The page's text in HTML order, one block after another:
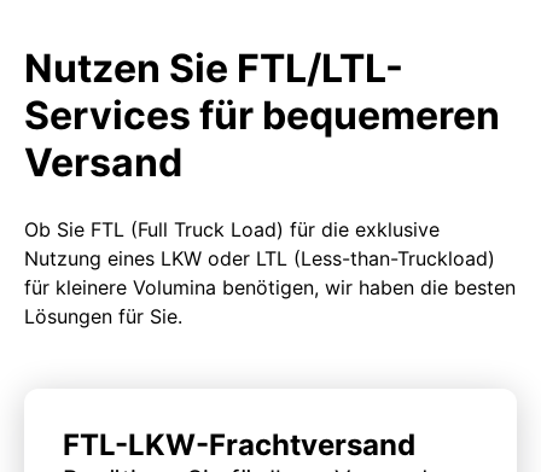
Nutzen Sie FTL/LTL-
Services für bequemeren
Versand
Ob Sie FTL (Full Truck Load) für die exklusive
Nutzung eines LKW oder LTL (Less-than-Truckload)
für kleinere Volumina benötigen, wir haben die besten
Lösungen für Sie.
FTL-LKW-Frachtversand